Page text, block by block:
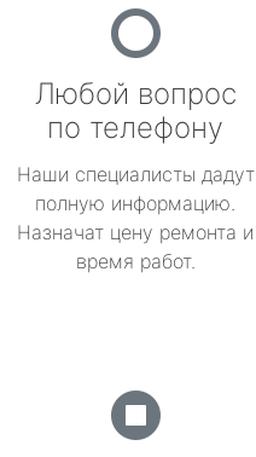
Любой вопрос
по телефону
Наши специалисты дадут
полную информацию.
Назначат цену ремонта и
время работ.